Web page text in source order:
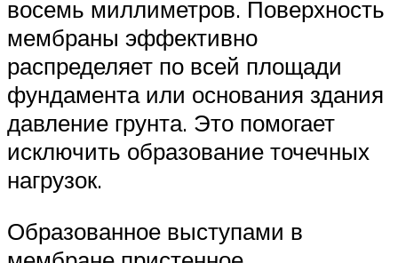
восемь миллиметров. Поверхность
мембраны эффективно
распределяет по всей площади
фундамента или основания здания
давление грунта. Это помогает
исключить образование точечных
нагрузок.
Образованное выступами в